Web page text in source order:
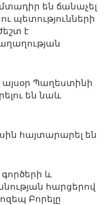
են ճանաչել
պետությունների
է
այսօր Պաղեստինի
են նաև
հայտարարել են
և
հարցերով
Բորելը